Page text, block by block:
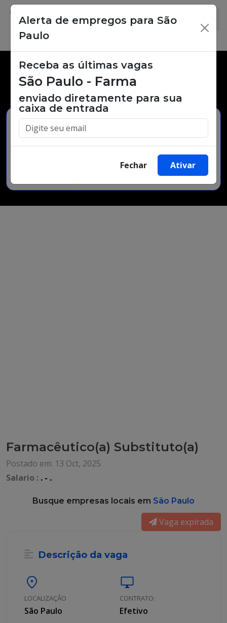
Vagas de emprego,
oportunidades de trabalho.
Buscar Vagas
Farmacêutico(a) Substituto(a)
Postado em: 13 Oct, 2025
Salario : . - .
Busque empresas locais em São Paulo
Vaga expirada
Descrição da vaga
location_on
LOCALIZAÇÃO
São Paulo
desktop_windows
CONTRATO:
Efetivo
Alerta de empregos para São
Paulo
×
Receba as últimas vagas
São Paulo - Farma
enviado diretamente para sua
caixa de entrada
Fechar Ativar